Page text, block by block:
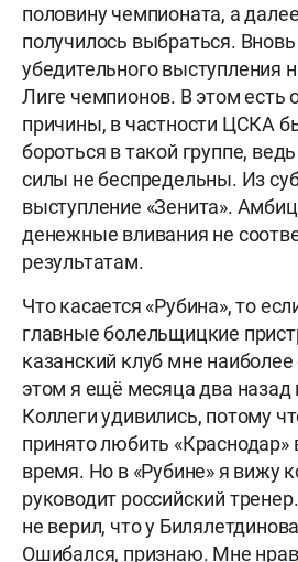
половину чемпионата, а
получилось выбраться.
убедительного выступления
Лиге чемпионов. В этом есть
причины, в частности ЦСКА
бороться в такой группе,
силы не беспредельны. Из
выступление «Зенита».
денежные вливания не
результатам.
Что касается «Рубина», то
главные болельщицкие
казанский клуб мне
этом я ещё месяца два назад
Коллеги удивились, потому
принято любить «Краснодар»
время. Но в «Рубине» я вижу
руководит российский
не верил, что у
Ошибался, признаю. Мне